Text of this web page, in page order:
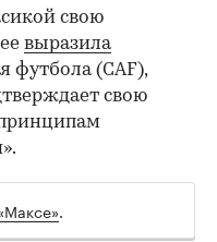
свою
выразила
футбола (CAF),
свою
.